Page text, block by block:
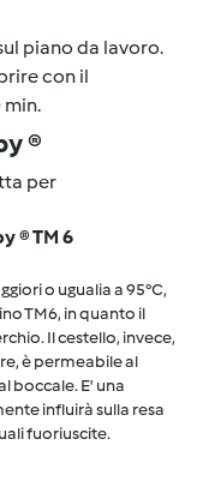
piano da lavoro.
con il
®
per
® TM 6
o ugualia a 95°C,
TM6, in quanto il
Il cestello, invece,
è permeabile al
boccale. E' una
influirà sulla resa
fuoriuscite.